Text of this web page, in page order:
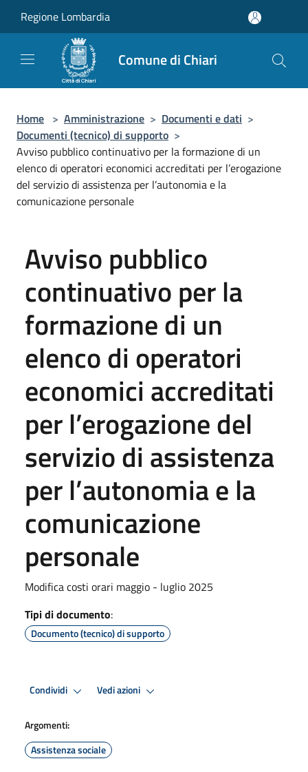
Regione Lombardia
Comune di Chiari
Home > Amministrazione > Documenti e dati >
Documenti (tecnico) di supporto >
Avviso pubblico continuativo per la formazione di un
elenco di operatori economici accreditati per l’erogazione
del servizio di assistenza per l’autonomia e la
comunicazione personale
Avviso pubblico
continuativo per la
formazione di un
elenco di operatori
economici accreditati
per l’erogazione del
servizio di assistenza
per l’autonomia e la
comunicazione
personale
Modifica costi orari maggio - luglio 2025
Tipi di documento:
Documento (tecnico) di supporto
Condividi Vedi azioni
Argomenti:
Assistenza sociale